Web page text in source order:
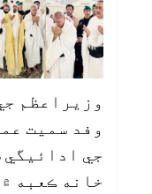
وزيراعظم
وفد سميت
جي
خانه ڪعبه ۾